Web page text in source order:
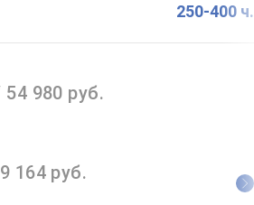
250-400 ч.
54 980 руб.
164 руб.